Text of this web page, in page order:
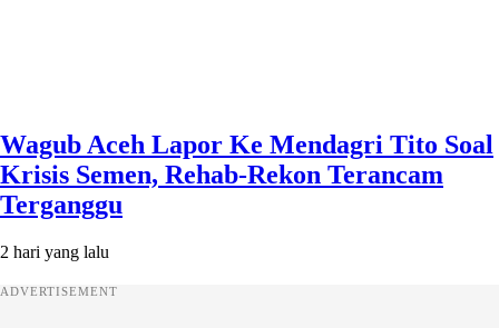
Wagub Aceh Lapor Ke Mendagri Tito Soal
Krisis Semen, Rehab-Rekon Terancam
Terganggu
2 hari yang lalu
ADVERTISEMENT